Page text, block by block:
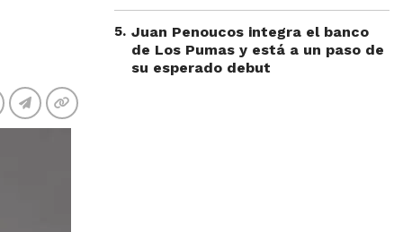
5. Juan Penoucos integra el banco
de Los Pumas y está a un paso de
su esperado debut